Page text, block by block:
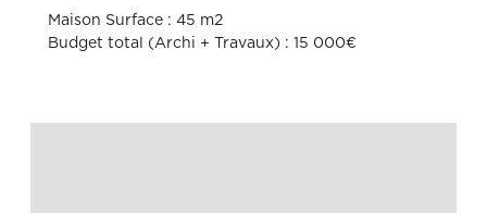
Maison Surface : 45 m2
Budget total (Archi + Travaux) : 15 000€